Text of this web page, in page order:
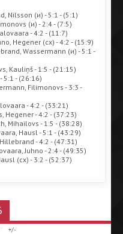
Nilsson (и) - 5:1 - (5:1)
(и) - 2:4 - (7:5)
- 4:2 - (11:7)
Hegener (сх) - 4:2 - (15:9)
Wassermann (и) - 5:1 -
Kauliņš - 1:5 - (21:15)
5:1 - (26:16)
Filimonovs - 3:3 -
- 4:2 - (33:21)
Hegener - 4:2 - (37:23)
Mihailovs - 1:5 - (38:28)
Hausl - 5:1 - (43:29)
- 4:2 - (47:31)
Juhno - 2:4 - (49:35)
(сх) - 3:2 - (52:37)
+/-